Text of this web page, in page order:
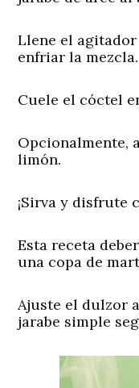
Llene el
enfriar la mezcla.
Cuele el cóctel
Opcionalmente,
limón.
¡Sirva y disfrute
Esta receta
una copa de
Ajuste el dulzor
jarabe simple